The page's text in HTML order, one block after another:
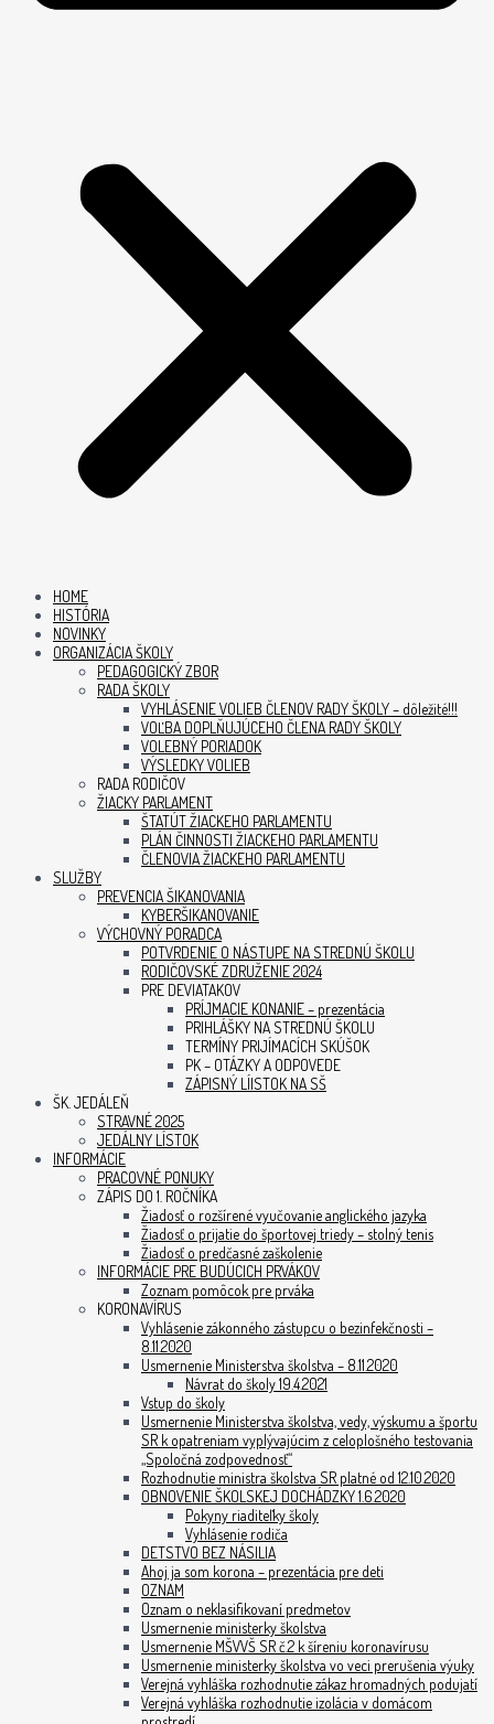
HOME
HISTÓRIA
NOVINKY
ORGANIZÁCIA ŠKOLY
PEDAGOGICKÝ ZBOR
RADA ŠKOLY
VYHLÁSENIE VOLIEB ČLENOV RADY ŠKOLY – dôležité!!!
VOĽBA DOPLŇUJÚCEHO ČLENA RADY ŠKOLY
VOLEBNÝ PORIADOK
VÝSLEDKY VOLIEB
RADA RODIČOV
ŽIACKY PARLAMENT
ŠTATÚT ŽIACKEHO PARLAMENTU
PLÁN ČINNOSTI ŽIACKEHO PARLAMENTU
ČLENOVIA ŽIACKEHO PARLAMENTU
SLUŽBY
PREVENCIA ŠIKANOVANIA
KYBERŠIKANOVANIE
VÝCHOVNÝ PORADCA
POTVRDENIE O NÁSTUPE NA STREDNÚ ŠKOLU
RODIČOVSKÉ ZDRUŽENIE 2024
PRE DEVIATAKOV
PRÍJMACIE KONANIE – prezentácia
PRIHLÁŠKY NA STREDNÚ ŠKOLU
TERMÍNY PRIJÍMACÍCH SKÚŠOK
PK – OTÁZKY A ODPOVEDE
ZÁPISNÝ LÍISTOK NA SŠ
ŠK. JEDÁLEŇ
STRAVNÉ 2025
JEDÁLNY LÍSTOK
INFORMÁCIE
PRACOVNÉ PONUKY
ZÁPIS DO 1. ROČNÍKA
Žiadosť o rozšírené vyučovanie anglického jazyka
Žiadosť o prijatie do športovej triedy – stolný tenis
Žiadosť o predčasné zaškolenie
INFORMÁCIE PRE BUDÚCICH PRVÁKOV
Zoznam pomôcok pre prváka
KORONAVÍRUS
Vyhlásenie zákonného zástupcu o bezinfekčnosti –
8.11.2020
Usmernenie Ministerstva školstva – 8.11.2020
Návrat do školy 19.4.2021
Vstup do školy
Usmernenie Ministerstva školstva, vedy, výskumu a športu
SR k opatreniam vyplývajúcim z celoplošného testovania
„Spoločná zodpovednosť“
Rozhodnutie ministra školstva SR platné od 12.10.2020
OBNOVENIE ŠKOLSKEJ DOCHÁDZKY 1.6.2020
Pokyny riaditeľky školy
Vyhlásenie rodiča
DETSTVO BEZ NÁSILIA
Ahoj ja som korona – prezentácia pre deti
OZNAM
Oznam o neklasifikovaní predmetov
Usmernenie ministerky školstva
Usmernenie MŠVVŠ SR č.2 k šíreniu koronavírusu
Usmernenie ministerky školstva vo veci prerušenia výuky
Verejná vyhláška rozhodnutie zákaz hromadných podujatí
Verejná vyhláška rozhodnutie izolácia v domácom